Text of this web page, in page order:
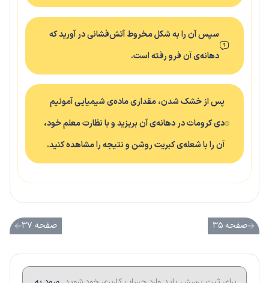
سپس آن را به شکل مخروط آتش‌فشانی در آورید که
دهانه‌ی آن فرو رفته است.
پس از خشک شدن، مقداری ماده‌ی شیمیایی آمونیم
دی کرومات در دهانه‌ی آن بریزید و با نظارت معلم خود،
آن را با شعله‌ی کبریت روشن و نتیجه را مشاهده کنید.
صفحه ۳۵ صفحه ۳۷